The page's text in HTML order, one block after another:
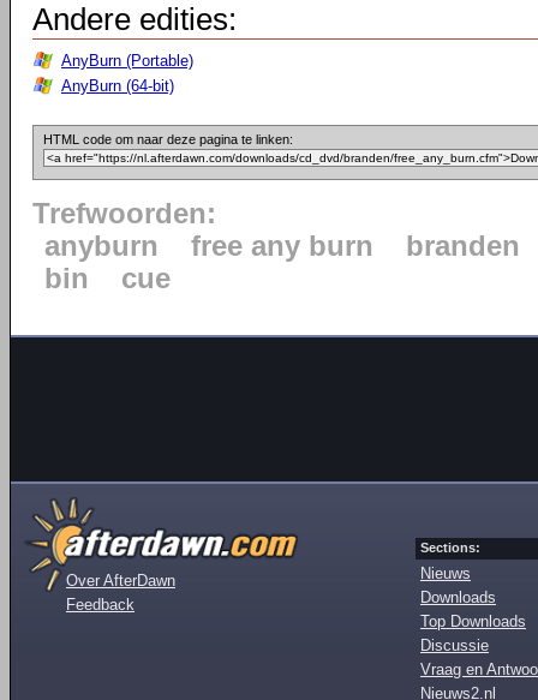
Andere edities:
AnyBurn (Portable)
AnyBurn (64-bit)
HTML code om naar deze pagina te linken:
Trefwoorden:
anyburn
free any burn
branden
bin
cue
Over AfterDawn
Feedback
Sections:
Nieuws
Downloads
Top Downloads
Discussie
Vraag en
Nieuws2.nl